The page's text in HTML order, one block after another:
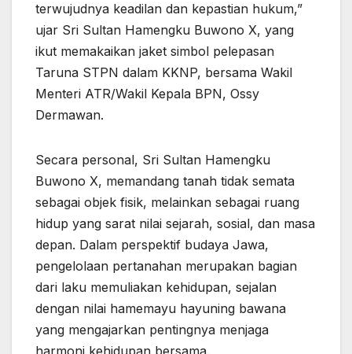
terwujudnya keadilan dan kepastian hukum,”
ujar Sri Sultan Hamengku Buwono X, yang
ikut memakaikan jaket simbol pelepasan
Taruna STPN dalam KKNP, bersama Wakil
Menteri ATR/Wakil Kepala BPN, Ossy
Dermawan.
Secara personal, Sri Sultan Hamengku
Buwono X, memandang tanah tidak semata
sebagai objek fisik, melainkan sebagai ruang
hidup yang sarat nilai sejarah, sosial, dan masa
depan. Dalam perspektif budaya Jawa,
pengelolaan pertanahan merupakan bagian
dari laku memuliakan kehidupan, sejalan
dengan nilai hamemayu hayuning bawana
yang mengajarkan pentingnya menjaga